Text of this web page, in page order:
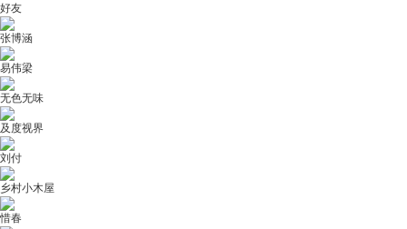
好友
张博涵
易伟梁
无色无味
及度视界
刘付
乡村小木屋
惜春